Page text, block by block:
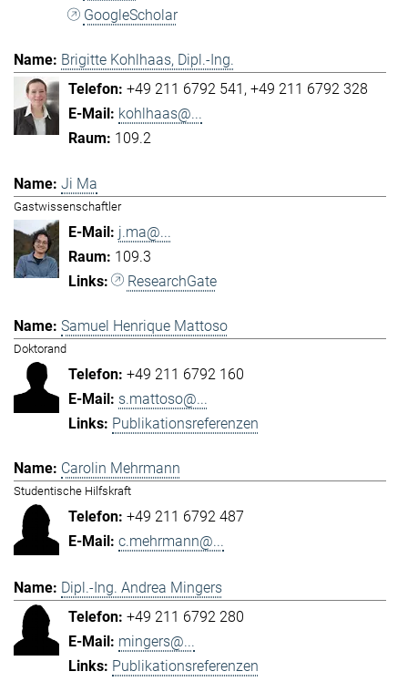
GoogleScholar
Brigitte Kohlhaas, Dipl.-Ing.
+49 211 6792 541 +49 211 6792 328
kohlhaas@...
109.2
Ji Ma
Gastwissenschaftler
j.ma@...
109.3
ResearchGate
Samuel Henrique Mattoso
Doktorand
+49 211 6792 160
s.mattoso@...
Publikationsreferenzen
Carolin Mehrmann
Studentische Hilfskraft
+49 211 6792 487
c.mehrmann@...
Dipl.-Ing. Andrea Mingers
+49 211 6792 280
mingers@...
Publikationsreferenzen